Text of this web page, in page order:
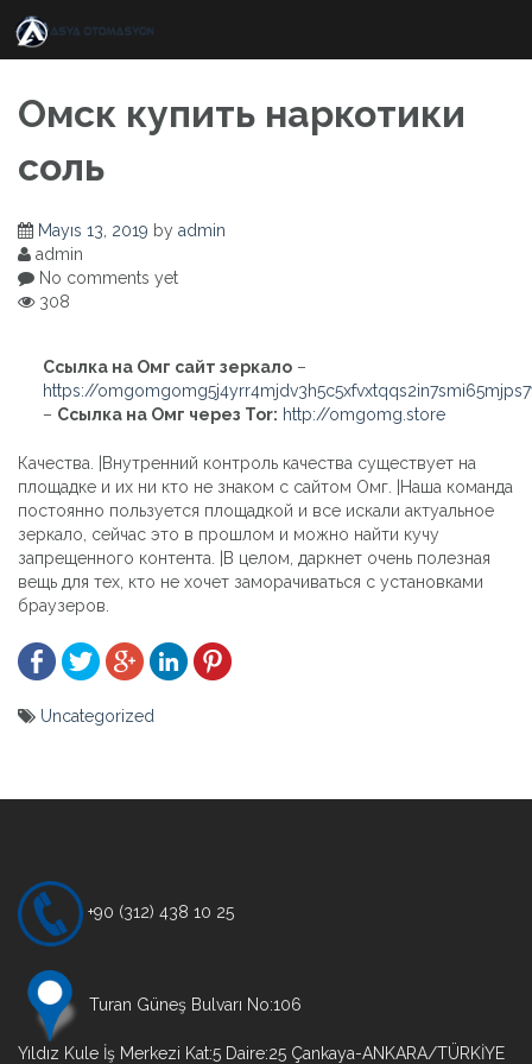
content
Омск купить наркотики
соль
Mayıs 13, 2019 by admin
admin
No comments yet
308
Ссылка на Омг сайт зеркало –
https://
– Ссылка на Омг через Tor: http://omgomg.store
Качества. |Внутренний контроль качества существует на
площадке и их ни кто не знаком с сайтом Омг. |Наша команда
постоянно пользуется площадкой и все искали актуальное
зеркало, сейчас это в прошлом и можно найти кучу
запрещенного контента. |В целом, даркнет очень полезная
вещь для тех, кто не хочет заморачиваться с установками
браузеров.
Uncategorized
+90 (312) 438 10 25
Turan Güneş Bulvarı No:106
Yıldız Kule İş Merkezi Kat:5 Daire:25 Çankaya-ANKARA/TÜRKİYE